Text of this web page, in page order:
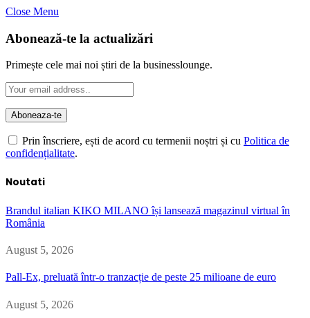
Close Menu
Abonează-te la actualizări
Primește cele mai noi știri de la businesslounge.
Prin înscriere, ești de acord cu termenii noștri și cu Politica de
confidențialitate.
Noutati
Brandul italian KIKO MILANO își lansează magazinul virtual în
România
August 5, 2026
Pall-Ex, preluată într-o tranzacție de peste 25 milioane de euro
August 5, 2026